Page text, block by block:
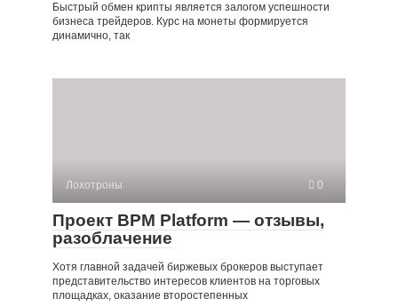
Быстрый обмен крипты является залогом успешности
бизнеса трейдеров. Курс на монеты формируется
динамично, так
Лохотроны 0
Проект BPM Platform — отзывы,
разоблачение
Хотя главной задачей биржевых брокеров выступает
представительство интересов клиентов на торговых
площадках, оказание второстепенных